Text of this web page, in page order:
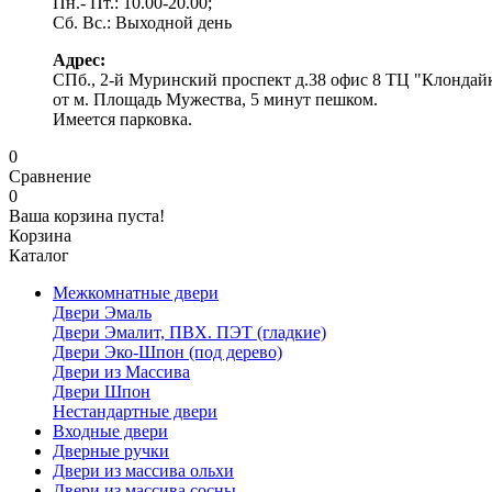
Сб. Вс.: Выходной день
Адрес:
СПб., 2-й Муринский проспект д.38 офис 8 ТЦ
от м. Площадь Мужества, 5 минут пешком.
Имеется парковка.
0
Сравнение
0
Ваша корзина пуста!
Корзина
Каталог
Межкомнатные двери
Двери Эмаль
Двери Эмалит, ПВХ. ПЭТ (гладкие)
Двери Эко-Шпон (под дерево)
Двери из Массива
Двери Шпон
Нестандартные двери
Входные двери
Дверные ручки
Двери из массива ольхи